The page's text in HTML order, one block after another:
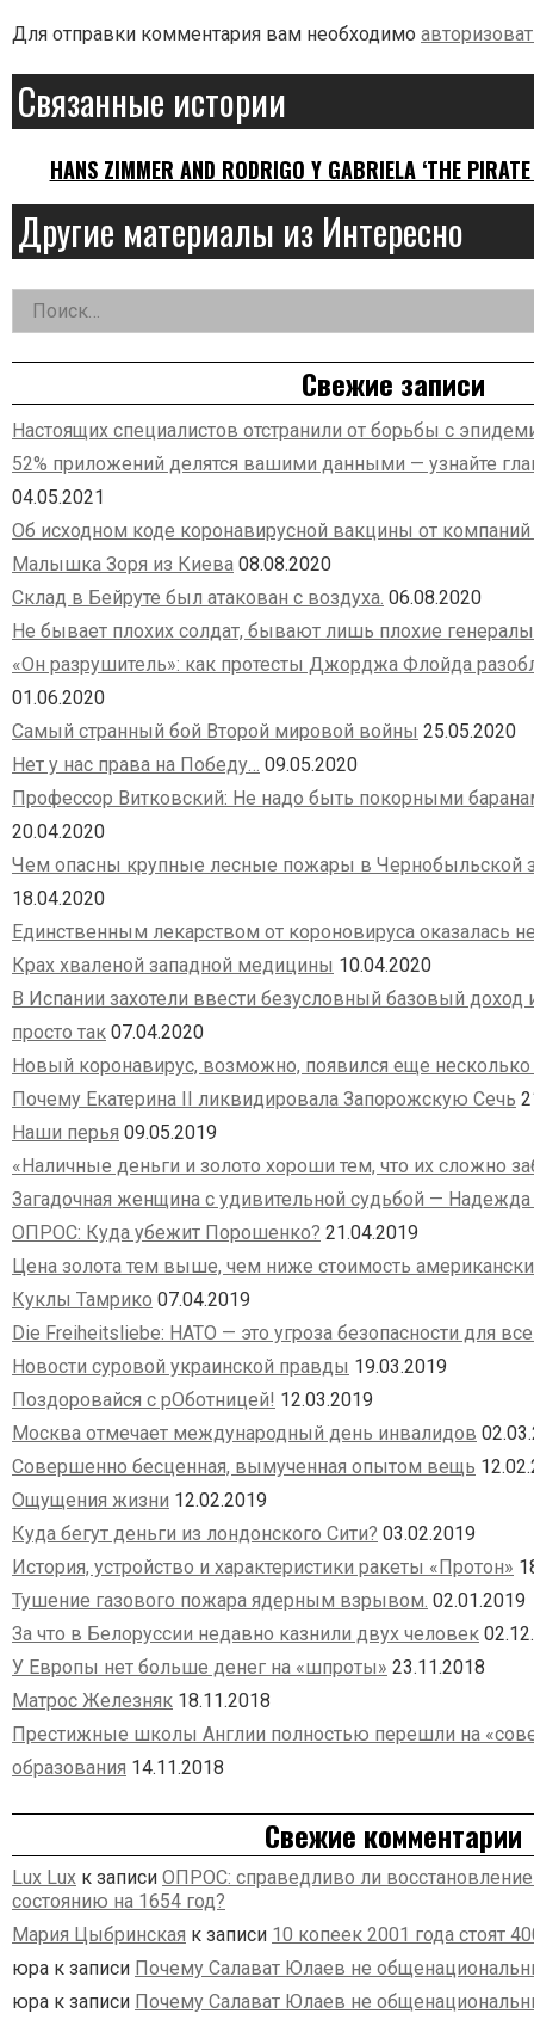
Для отправки комментария вам необходимо
Связанные истории
HANS ZIMMER AND RODRIGO Y GABRIELA ‘THE
Другие материалы из Интересно
Дополнительная
Найти:
Свежие записи
Настоящих специалистов отстранили от борьбы с
52% приложений делятся вашими данными — узнайте
04.05.2021
Об исходном коде коронавирусной вакцины от
Малышка Зоря из Киева 08.08.2020
Склад в Бейруте был атакован с воздуха. 06.08.2020
Не бывает плохих солдат, бывают лишь плохие
«Он разрушитель»: как протесты Джорджа Флойда
01.06.2020
Самый странный бой Второй мировой войны 25.05.2020
Нет у нас права на Победу… 09.05.2020
Профессор Витковский: Не надо быть покорными
20.04.2020
Чем опасны крупные лесные пожары в Чернобыльской
18.04.2020
Единственным лекарством от короновируса оказалась
Крах хваленой западной медицины 10.04.2020
В Испании захотели ввести безусловный базовый
просто так 07.04.2020
Новый коронавирус, возможно, появился еще несколько
Почему Екатерина II ликвидировала Запорожскую Сечь
Наши перья 09.05.2019
«Наличные деньги и золото хороши тем, что их сложно
Загадочная женщина с удивительной судьбой —
ОПРОС: Куда убежит Порошенко? 21.04.2019
Цена золота тем выше, чем ниже стоимость
Куклы Тамрико 07.04.2019
Die Freiheitsliebe: НАТО — это угроза безопасности для
Новости суровой украинской правды 19.03.2019
Поздоровайся с рОботницей! 12.03.2019
Москва отмечает международный день инвалидов
Совершенно бесценная, вымученная опытом вещь
Ощущения жизни 12.02.2019
Куда бегут деньги из лондонского Сити? 03.02.2019
История, устройство и характеристики ракеты «Протон»
Тушение газового пожара ядерным взрывом. 02.01.2019
За что в Белоруссии недавно казнили двух человек
У Европы нет больше денег на «шпроты» 23.11.2018
Матрос Железняк 18.11.2018
Престижные школы Англии полностью перешли на
образования 14.11.2018
Свежие комментарии
Lux Lux к записи ОПРОС: справедливо ли
состоянию на 1654 год?
Мария Цыбринская к записи 10 копеек 2001 года стоят
юра к записи Почему Салават Юлаев не
юра к записи Почему Салават Юлаев не